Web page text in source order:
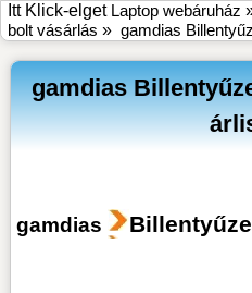
Itt Klick-elget Laptop webáruház
bolt vásárlás » gamdias
gamdias
gamdias